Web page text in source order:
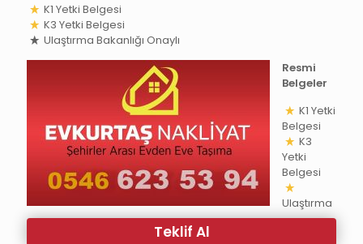
K1 Yetki Belgesi
K3 Yetki Belgesi
Ulaştırma Bakanlığı Onaylı
Teklif Al
Resmi
Belgeler
K1 Yetki
Belgesi
K3
Yetki
Belgesi
Ulaştırma